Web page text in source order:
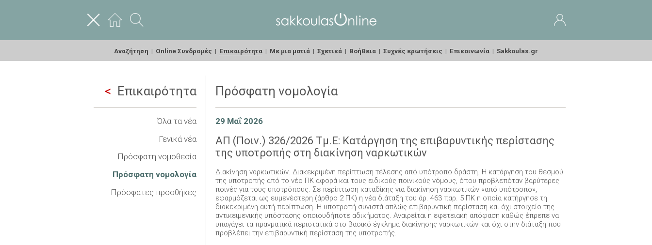
Αναζήτηση | Online Συνδρομές | Επικαιρότητα | Με μια ματιά | Σχετικά | Βοήθεια | Συχνές ερωτήσεις | Επικοινωνία | Sakkoulas.gr
Επικαιρότητα
Όλα τα νέα
Γενικά νέα
Πρόσφατη νομοθεσία
Πρόσφατη νομολογία
Πρόσφατες προσθήκες
Πρόσφατη νομολογία
29 Μαΐ 2026
ΑΠ (Ποιν.) 326/2026 Τμ.Ε: Κατάργηση της επιβαρυντικής περίστασης
της υποτροπής στη διακίνηση ναρκωτικών
Διακίνηση ναρκωτικών. Διακεκριμένη περίπτωση τέλεσης από υπότροπο δράστη. Η κατάργηση του θεσμού
της υποτροπής από το νέο ΠΚ αφορά και τους ειδικούς ποινικούς νόμους, όπου προβλεπόταν βαρύτερες
ποινές για τους υποτρόπους. Σε περίπτωση καταδίκης για διακίνηση ναρκωτικών «από υπότροπο»,
εφαρμόζεται ως ευμενέστερη (άρθρο 2 ΠΚ) η νέα διάταξη του άρ. 463 παρ. 5 ΠΚ η οποία κατήργησε τη
διακεκριμένη αυτή περίπτωση. Η υποτροπή συνιστά απλώς επιβαρυντική περίσταση και όχι στοιχείο της
αντικειμενικής υπόστασης οποιουδήποτε αδικήματος. Αναιρείται η εφετειακή απόφαση καθώς έπρεπε να
υπαγάγει τα πραγματικά περιστατικά στο βασικό έγκλημα διακίνησης ναρκωτικών και όχι στην διάταξη που
προβλέπει την επιβαρυντική περίσταση της υποτροπής.